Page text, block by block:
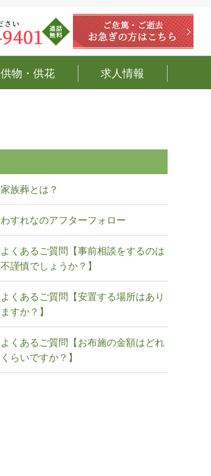
供物・供花 求人情報
家族葬とは？
わすれなのアフターフォロー
よくあるご質問【事前相談をするのは
不謹慎でしょうか？】
よくあるご質問【安置する場所はあり
ますか？】
よくあるご質問【お布施の金額はどれ
くらいですか？】